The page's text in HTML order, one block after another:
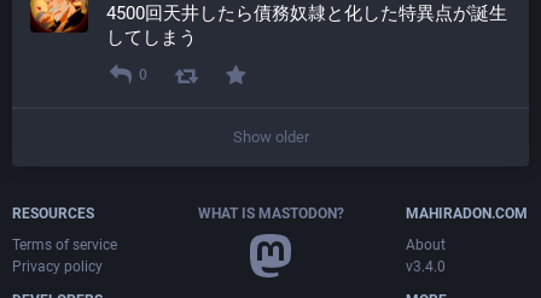
4500回天井したら債務奴隷と化した特異点が誕生
してしまう
0
Show older
RESOURCES
Terms of service
Privacy policy
WHAT IS MASTODON?
MAHIRADON.COM
About
v3.4.0